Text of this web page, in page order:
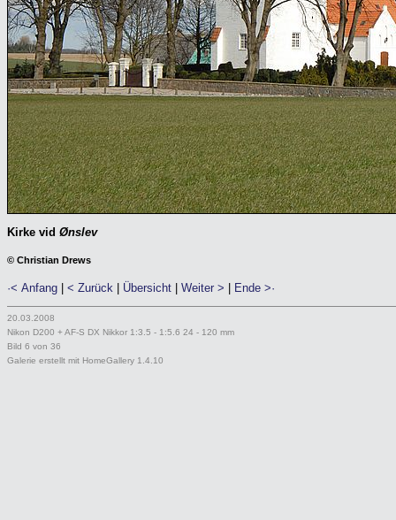
Kirke vid Ønslev
© Christian Drews
·< Anfang < Zurück Übersicht Weiter > Ende >·
20.03.2008
Nikon D200 + AF-S DX Nikkor 1:3.5 - 1:5.6 24 - 120 mm
Bild 6 von 36
Galerie erstellt mit HomeGallery 1.4.10